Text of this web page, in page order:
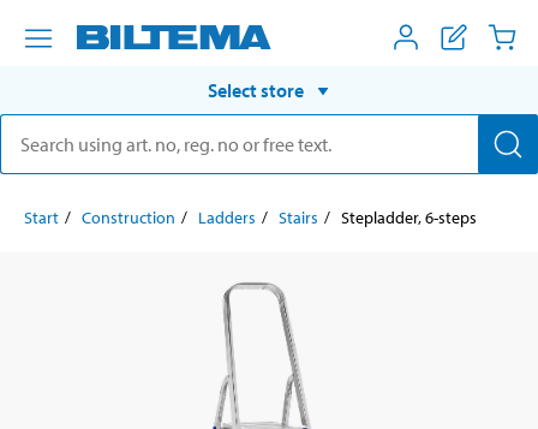
Select store
Start Construction Ladders Stairs Stepladder, 6-steps